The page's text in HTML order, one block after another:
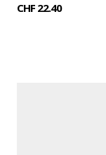
CHF 22.40